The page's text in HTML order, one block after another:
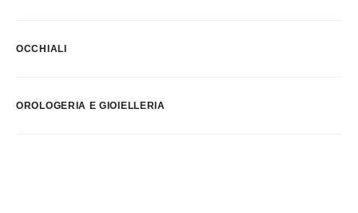
OCCHIALI
OROLOGERIA E GIOIELLERIA